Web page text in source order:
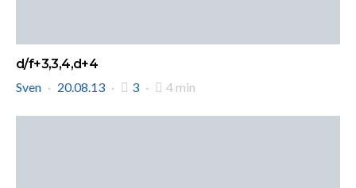
d/f+3,3,4,d+4
Sven
20.08.13 3 4 min